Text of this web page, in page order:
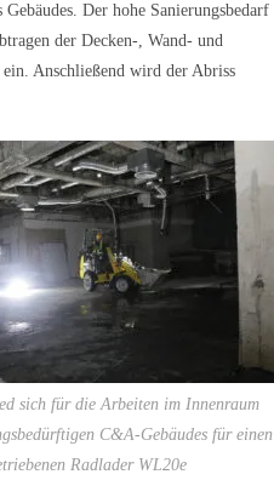
Der hohe Sanierungsbedarf
der Decken-, Wand- und
Anschließend wird der Abriss
sich für die Arbeiten im Innenraum
C&A-Gebäudes für einen
Radlader WL20e